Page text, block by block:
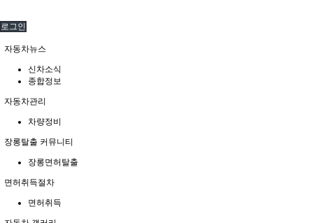
로그인
자동차뉴스
신차소식
종합정보
자동차관리
차량정비
장롱탈출 커뮤니티
장롱면허탈출
면허취득절차
면허취득